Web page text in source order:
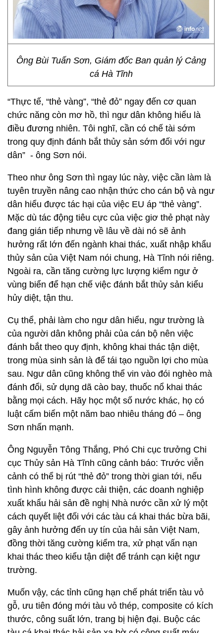
Ông Bùi Tuấn Sơn, Giám đốc Ban quản lý Cảng
cá Hà Tĩnh
“Thực tế, “thẻ vàng”, “thẻ đỏ” ngay đến cơ quan
chức năng còn mơ hồ, thì ngư dân không hiểu là
điều đương nhiên. Tôi nghĩ, cần có chế tài sớm
trong quy định đánh bắt thủy sản sớm đối với ngư
dân” - ông Sơn nói.
Theo như ông Sơn thì ngay lúc này, việc cần làm là
tuyên truyền nâng cao nhận thức cho cán bộ và ngư
dân hiểu được tác hại của việc EU áp “thẻ vàng”.
Mặc dù tác động tiêu cực của việc giơ thẻ phạt này
đang gián tiếp nhưng về lâu về dài nó sẽ ảnh
hưởng rất lớn đến ngành khai thác, xuất nhập khẩu
thủy sản của Việt Nam nói chung, Hà Tĩnh nói riêng.
Ngoài ra, cần tăng cường lực lượng kiểm ngư ở
vùng biển để hạn chế việc đánh bắt thủy sản kiểu
hủy diệt, tận thu.
Cụ thể, phải làm cho ngư dân hiểu, ngư trường là
của người dân không phải của cán bộ nên việc
đánh bắt theo quy định, không khai thác tận diệt,
trong mùa sinh sản là để tái tạo nguồn lợi cho mùa
sau. Ngư dân cũng không thể vin vào đói nghèo mà
đánh đổi, sử dụng dã cào bay, thuốc nổ khai thác
bằng mọi cách. Hãy học một số nước khác, họ có
luật cấm biển một năm bao nhiêu tháng đó – ông
Sơn nhấn mạnh.
Ông Nguyễn Tông Thắng, Phó Chi cục trưởng Chi
cục Thủy sản Hà Tĩnh cũng cảnh báo: Trước viễn
cảnh có thể bị rút “thẻ đỏ” trong thời gian tới, nếu
tình hình không được cải thiện, các doanh nghiệp
xuất khẩu hải sản đề nghị Nhà nước cần xử lý một
cách quyết liệt đối với các tàu cá khai thác bừa bãi,
gây ảnh hưởng đến uy tín của hải sản Việt Nam,
đồng thời tăng cường kiểm tra, xử phạt vấn nạn
khai thác theo kiểu tận diệt để tránh cạn kiệt ngư
trường.
Muốn vậy, các tỉnh cũng hạn chế phát triển tàu vỏ
gỗ, ưu tiên đóng mới tàu vỏ thép, composite có kích
thước, công suất lớn, trang bị hiện đại. Buộc các